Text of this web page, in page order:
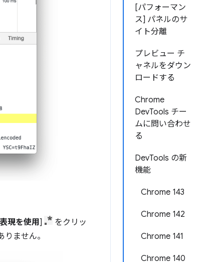
[パフォーマン
ス] パネルのサ
イト分離
プレビュー チ
ャネルをダウン
ロードする
Chrome
DevTools チー
ムに問い合わせ
る
DevTools の新
機能
Chrome 143
Chrome 142
Chrome 141
Chrome 140
現を使用]
をクリッ
ません。